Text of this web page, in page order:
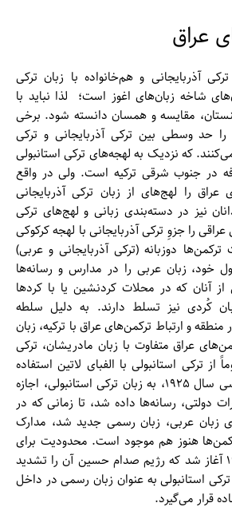
عراق
آذربایجانی و هم‌خانواده با زبان ترکی
شاخه زبان‌‌های اغوز است؛ لذا نباید با
مقایسه و همسان دانسته شود. برخی
را حد وسطی بین ترکی آذربایجانی و ترکی
که نزدیک به لهجه‌‌های ترکی استانبولی
در جنوب شرقی ترکیه است. ولی در واقع
عراق را لهج‌های از زبان ترکی آذربایجانی
نیز در دسته‌بندی زبانی و لهج‌های ترکی
عراقی را جزوِ ترکی آذربایجانی با لهجه کرکوکی
ترکمن‌‌ها دوزبانه (ترکی آذربایجانی و عربی)
خود، زبان عربی را در مدارس و رسانه‌‌ها
آنان که در محلات کردنشین یا با کرد‌ها
کُردی نیز تسلط دارند. به دلیل سلطه
و ارتباط ترکمن‌های عراق با ترکیه، زبان
عراق متفاوت با زبان مادریشان، ترکی
از ترکی استانبولی با الفبای لاتین استفاده
می‌کنند. در قانون اساسی سال ۱۹۲۵، به زبان ترکی استانبولی، اجازه
دولتی، رسانه‌‌ها داده شد، تا زمانی که در
۱۹۳۰ میلادی زبان عربی، زبان رسمی جدید شد، مدارک
هنوز هم موجود است. محدودیت برای
زبان ترکی در سال ۱۹۷۲ آغاز شد که رژیم صدام حسین آن را تشدید
استانبولی به عنوان زبان رسمی در داخل
قرار می‌گیرد.